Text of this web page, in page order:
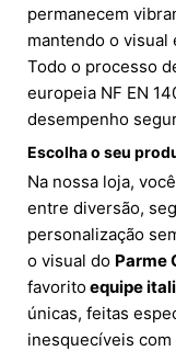
permanecem
mantendo o
Todo o processo
europeia NF EN
desempenho
Escolha o seu
Na nossa loja,
entre diversão,
personalização
o visual do Parme
favoritoequipe
únicas, feitas
inesquecíveis